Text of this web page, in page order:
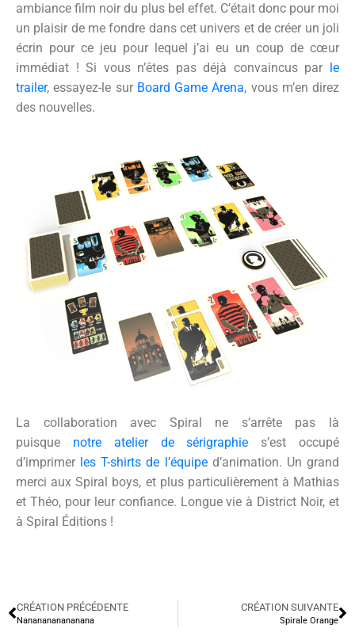
ambiance film noir du plus bel effet. C’était donc pour moi
un plaisir de me fondre dans cet univers et de créer un joli
écrin pour ce jeu pour lequel j’ai eu un coup de cœur
immédiat ! Si vous n’êtes pas déjà convaincus par
le
trailer, essayez-le sur Board Game Arena, vous m’en direz
des nouvelles.
La collaboration avec Spiral ne s’arrête pas là
puisque notre atelier de sérigraphie s’est occupé
d’imprimer les T-shirts de l’équiped’animation. Un grand
merci aux Spiral boys, et plus particulièrement à Mathias
et Théo, pour leur confiance. Longue vie à District Noir, et
à Spiral Éditions !
CRÉATION PRÉCÉDENTE
Nananananananana
CRÉATION SUIVANTE
Spirale Orange